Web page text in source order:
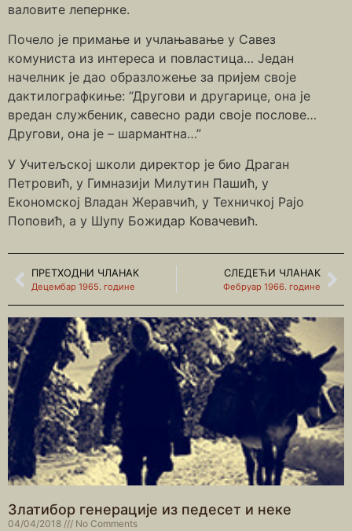
валовите лепернке.
Почело је примање и учлањавање у Савез
комуниста из интереса и повластица… Један
начелник је дао образложење за пријем своје
дактилографкиње: “Другови и другарице, она је
вредан службеник, савесно ради своје послове…
Другови, она је – шармантна…”
У Учитељској школи директор је био Драган
Петровић, у Гимназији Милутин Пашић, у
Економској Владан Жеравчић, у Техничкој Рајо
Поповић, а у Шупу Божидар Ковачевић.
ПРЕТХОДНИ ЧЛАНАК
Децембар 1965. године
СЛЕДЕЋИ ЧЛАНАК
Фебруар 1966. године
Златибор генерације из педесет и неке
04/04/2018 No Comments